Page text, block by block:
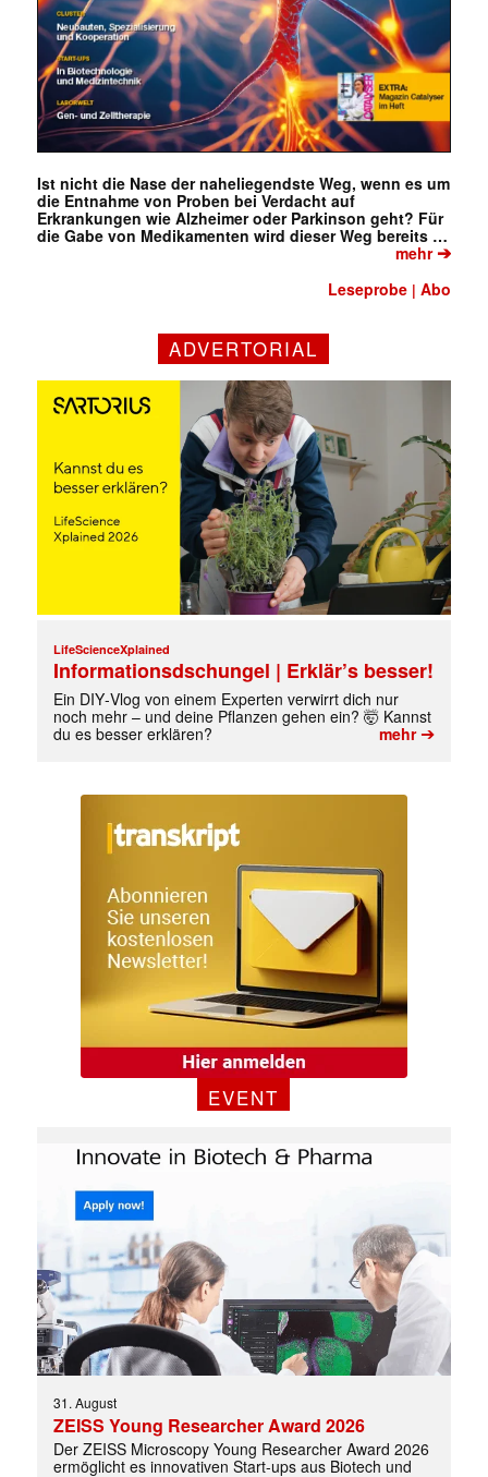
Ist nicht die Nase der naheliegendste Weg, wenn es um
die Entnahme von Proben bei Verdacht auf
Erkrankungen wie Alzheimer oder Parkinson geht? Für
die Gabe von Medikamenten wird dieser Weg bereits …
mehr➔
Leseprobe |Abo
ADVERTORIAL
LifeScienceXplained
Informationsdschungel | Erklär’s besser!
Ein DIY‑Vlog von einem Experten verwirrt dich nur
noch mehr – und deine Pflanzen gehen ein? 🤯 Kannst
du es besser erklären?
mehr➔
EVENT
31. August
ZEISS Young Researcher Award 2026
Der ZEISS Microscopy Young Researcher Award 2026
ermöglicht es innovativen Start-ups aus Biotech und